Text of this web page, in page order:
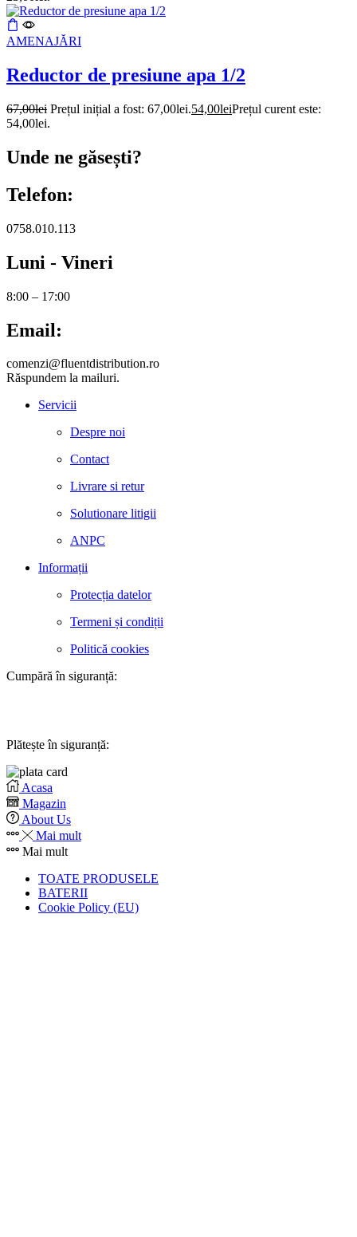
AMENAJĂRI
Reductor de presiune apa 1/2
67,00lei Prețul inițial a fost: 67,00lei.54,00leiPrețul curent este:
54,00lei.
Unde ne găsești?
Telefon:
0758.010.113
Luni - Vineri
8:00 – 17:00
Email:
comenzi@fluentdistribution.ro
Răspundem la mailuri.
Servicii
Despre noi
Contact
Livrare si retur
Solutionare litigii
ANPC
Informații
Protecția datelor
Termeni și condiții
Politică cookies
Cumpără în siguranță:
Plătește în siguranță:
Acasa
Magazin
About Us
Mai mult
Mai mult
TOATE PRODUSELE
BATERII
Cookie Policy (EU)